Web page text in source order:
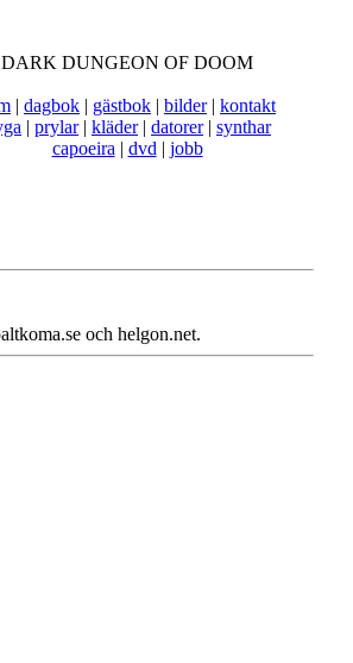
DARK DUNGEON OF DOOM
| dagbok | gästbok | bilder| kontakt
| prylar| kläder| datorer| synthar
capoeira | dvd | jobb
och helgon.net.